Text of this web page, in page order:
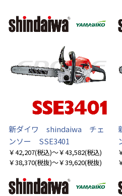
新ダイワ shindaiwa チェ
ンソー SSE3401
￥42,207(税込)～￥43,582(税込)
￥38,370(税抜)～￥39,620(税抜)